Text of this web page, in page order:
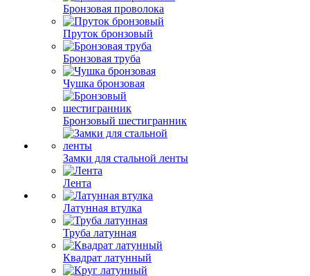
Бронзовая проволока
Пруток бронзовый
Бронзовая труба
Чушка бронзовая
Бронзовый шестигранник
Замки для стальной ленты
Лента
Латунная втулка
Труба латунная
Квадрат латунный